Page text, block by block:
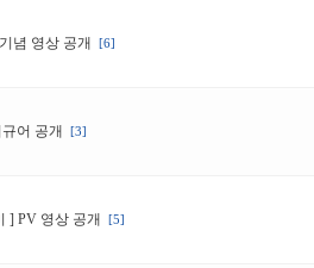
념 영상 공개 [6]
어 공개 [3]
] PV 영상 공개 [5]